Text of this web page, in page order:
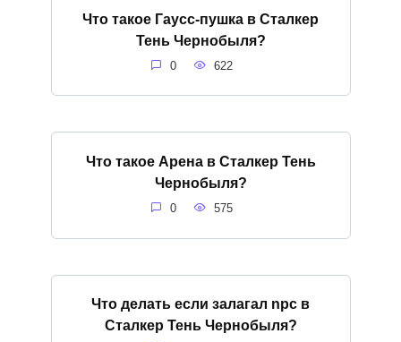
Что такое Гаусс-пушка в Сталкер
Тень Чернобыля?
0 622
Что такое Арена в Сталкер Тень
Чернобыля?
0 575
Что делать если залагал npc в
Сталкер Тень Чернобыля?